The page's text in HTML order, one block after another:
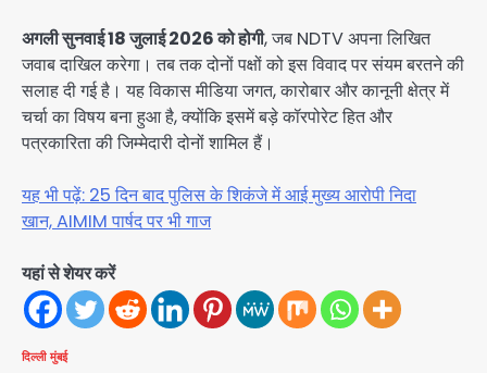
अगली सुनवाई 18 जुलाई 2026 को होगी, जब NDTV अपना लिखित
जवाब दाखिल करेगा। तब तक दोनों पक्षों को इस विवाद पर संयम बरतने की
सलाह दी गई है। यह विकास मीडिया जगत, कारोबार और कानूनी क्षेत्र में
चर्चा का विषय बना हुआ है, क्योंकि इसमें बड़े कॉरपोरेट हित और
पत्रकारिता की जिम्मेदारी दोनों शामिल हैं।
यह भी पढ़ें: 25 दिन बाद पुलिस के शिकंजे में आई मुख्य आरोपी निदा
खान, AIMIM पार्षद पर भी गाज
यहां से शेयर करें
दिल्ली मुंबई